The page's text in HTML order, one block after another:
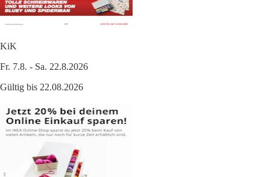
KiK
Fr. 7.8. - Sa. 22.8.2026
Gültig bis 22.08.2026